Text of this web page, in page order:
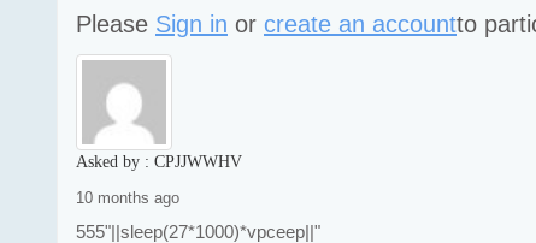
Please Sign in or create an accountto
Asked by : CPJJWWHV
10 months ago
555"||sleep(27*1000)*vpceep||"